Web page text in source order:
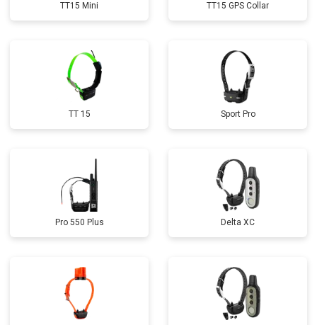
TT15 Mini TT15 GPS Collar
TT 15 Sport Pro
Pro 550 Plus Delta XC